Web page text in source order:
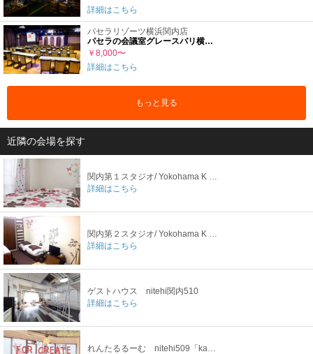
詳細はこちら
パセラリゾーツ横浜関内店
パセラの会議室グレースバリ横浜関内店3F
￥8,000〜
詳細はこちら
もっと見る
近隣の会場を探す
詳細はこちら
詳細はこちら
ゲストハウス nitehi関内510
詳細はこちら